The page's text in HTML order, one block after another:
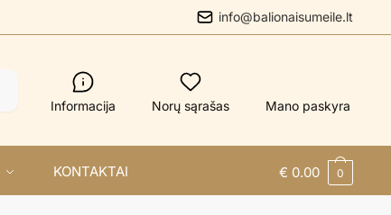
info@balionaisumeile.lt
Informacija Norų sąrašas Mano paskyra
KONTAKTAI € 0.00 0